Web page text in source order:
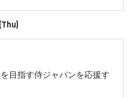
目指す侍ジャパンを応援す